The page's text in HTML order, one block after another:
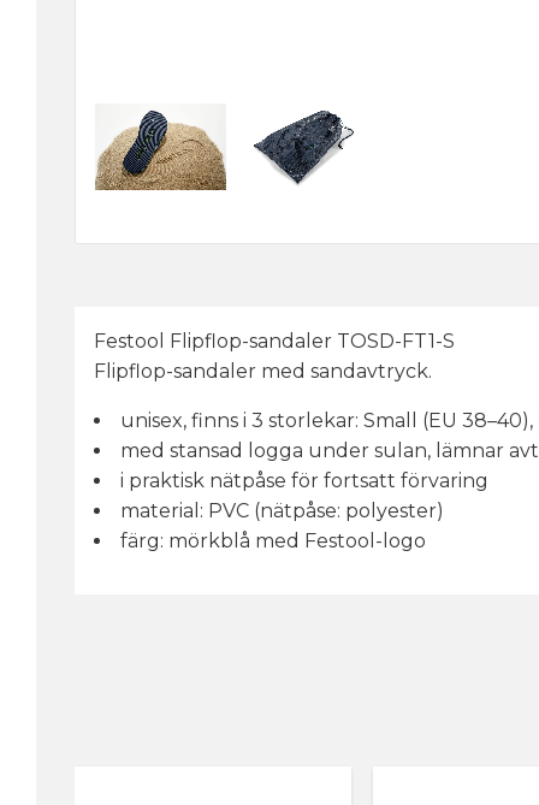
Festool Flipflop-sandaler TOSD-FT1-S
Flipflop-sandaler med sandavtryck.
unisex, finns i 3 storlekar: Small (EU
med stansad logga under sulan, lämnar
i praktisk nätpåse för fortsatt förvaring
material: PVC (nätpåse: polyester)
färg: mörkblå med Festool-logo